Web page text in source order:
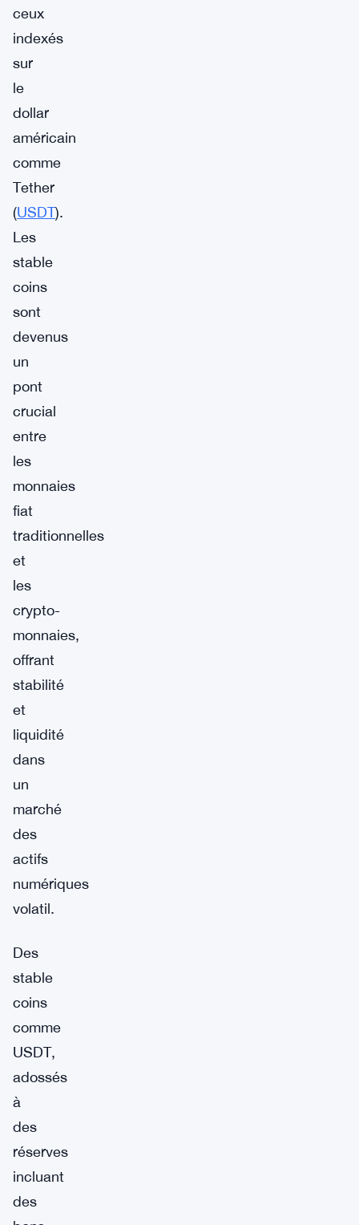
ceux
indexés
sur
le
dollar
américain
comme
Tether
(USDT).
Les
stable
coins
sont
devenus
un
pont
crucial
entre
les
monnaies
fiat
traditionnelles
et
les
crypto-
monnaies,
offrant
stabilité
et
liquidité
dans
un
marché
des
actifs
numériques
volatil.
Des
stable
coins
comme
USDT,
adossés
à
des
réserves
incluant
des